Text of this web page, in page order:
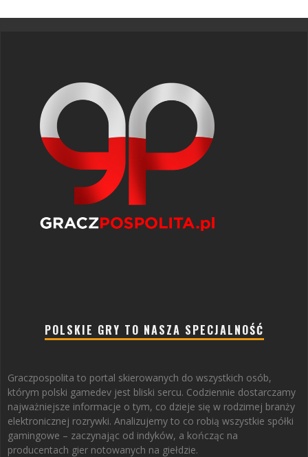
POLSKIE GRY TO NASZA SPECJALNOŚĆ
Graczpospolita to portal skierowanych do wszystkich osób,
którym polski gamedev jest bliski sercu. Codziennie dostarczamy
najważniejsze informacje o tym, co dzieje się w rodzimej branży
elektronicznej rozrywki. Analizujemy to co robią wszystkie spółki
gamingowe – zaczynając od indyków, a kończąc na
producentach gier notowanych na giełdzie.